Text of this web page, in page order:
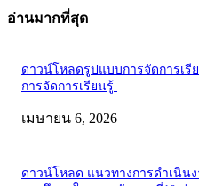
อ่านมากที่สุด
ดาวน์โหลดรูปแบบการจัดการเ
การจัดการเรียนรู้
เมษายน 6, 2026
ดาวน์โหลด แนวทางการดำเนิน